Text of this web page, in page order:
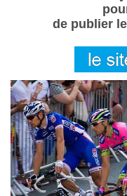
de publier